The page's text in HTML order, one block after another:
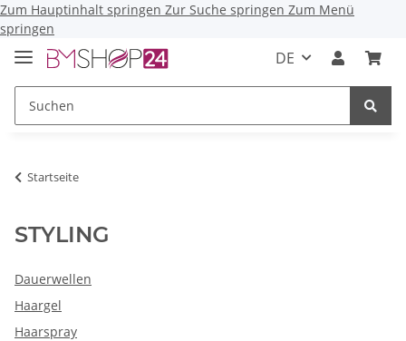
Zum Hauptinhalt springen Zur Suche springen Zum Menü
springen
DE
Startseite
STYLING
Dauerwellen
Haargel
Haarspray